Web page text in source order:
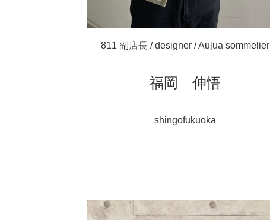
811 副店長 / designer / Aujua sommelier
福岡 伸悟
shingofukuoka